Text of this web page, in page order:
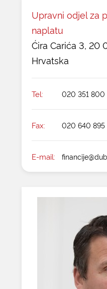
Upravni odjel za
naplatu
Ćira Carića 3, 20
Hrvatska
Tel: 020 351 800
Fax: 020 640 895
E-mail: